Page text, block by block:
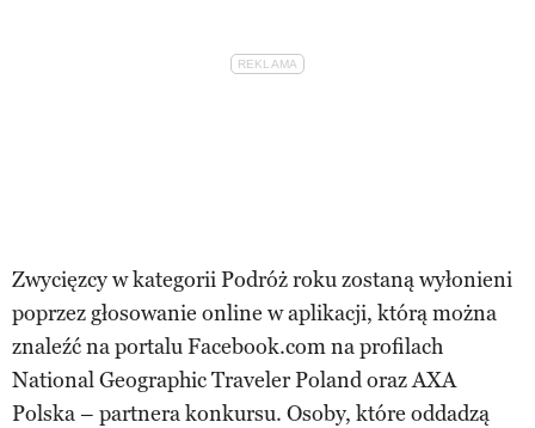
Zwycięzcy w kategorii Podróż roku zostaną wyłonieni
poprzez głosowanie online w aplikacji, którą można
znaleźć na portalu Facebook.com na profilach
National Geographic Traveler Poland oraz AXA
Polska – partnera konkursu. Osoby, które oddadzą